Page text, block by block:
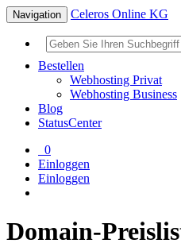
Navigation Celeros Online KG
Bestellen
Webhosting Privat
Webhosting Business
Blog
StatusCenter
0
Einloggen
Einloggen
Domain-